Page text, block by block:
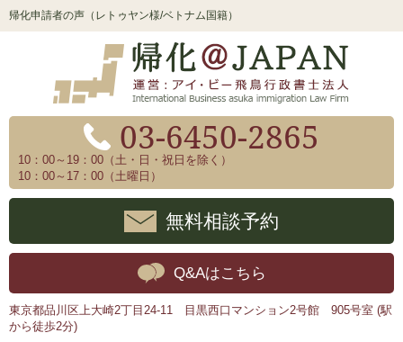
帰化申請者の声（レトゥヤン様/ベトナム国籍）
03-6450-2865
10：00～19：00（土・日・祝日を除く）
10：00～17：00（土曜日）
無料相談予約
Q&Aはこちら
東京都品川区上大崎2丁目24-11 目黒西口マンション2号館 905号室 (駅
から徒歩2分)